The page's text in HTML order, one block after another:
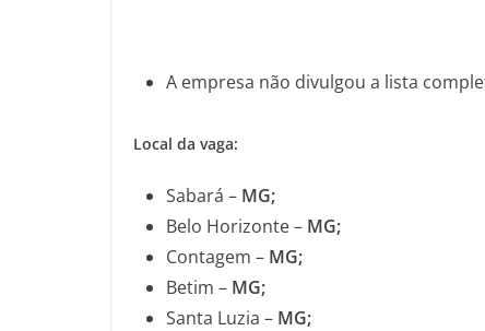
A empresa não divulgou a lista
Local da vaga:
Sabará – MG;
Belo Horizonte – MG;
Contagem – MG;
Betim – MG;
Santa Luzia – MG;